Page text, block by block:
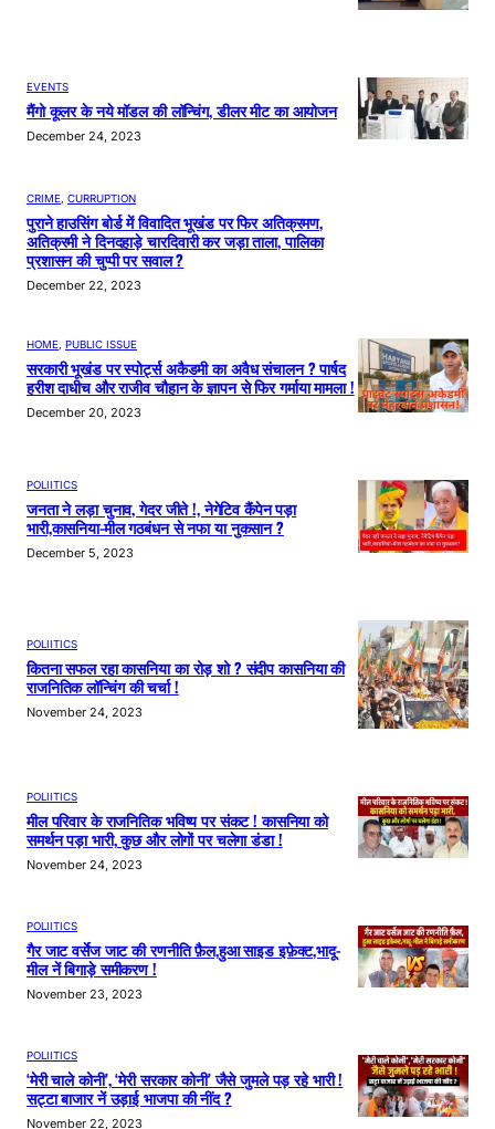
EVENTS
मैंगो कूलर के नये मॉडल की लॉन्चिंग, डीलर मीट का आयोजन
December 24, 2023
CRIME CURRUPTION
पुराने हाउसिंग बोर्ड में विवादित भूखंड पर फिर अतिक्रमण,
अतिक्रमी ने दिनदहाड़े चारदिवारी कर जड़ा ताला, पालिका
प्रशासन की चुप्पी पर सवाल ?
December 22, 2023
HOME PUBLIC ISSUE
सरकारी भूखंड पर स्पोर्ट्स अकैडमी का अवैध संचालन ? पार्षद
हरीश दाधीच और राजीव चौहान के ज्ञापन से फिर गर्माया मामला !
December 20, 2023
POLIITICS
जनता ने लड़ा चुनाव, गेदर जीते !, नेगेटिव कैंपेन पड़ा
भारी,कासनिया-मील गठबंधन से नफा या नुकसान ?
December 5, 2023
POLIITICS
कितना सफल रहा कासनिया का रोड़ शो ? संदीप कासनिया की
राजनितिक लॉन्चिंग की चर्चा !
November 24, 2023
POLIITICS
मील परिवार के राजनितिक भविष्य पर संकट ! कासनिया को
समर्थन पड़ा भारी, कुछ और लोगों पर चलेगा डंडा !
November 24, 2023
POLIITICS
गैर जाट वर्सेज जाट की रणनीति फ़ैल,हुआ साइड इफ़ेक्ट,भादू-
मील नें बिगाड़े समीकरण !
November 23, 2023
POLIITICS
‘मेरी चाले कोनी’, ‘मेरी सरकार कोनी’ जैसे जुमले पड़ रहे भारी !
सट्टा बाजार नें उड़ाई भाजपा की नींद ?
November 22, 2023